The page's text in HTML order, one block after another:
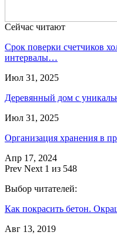
Сейчас читают
Срок поверки счетчиков
интервалы…
Июл 31, 2025
Деревянный дом с
Июл 31, 2025
Организация хранения в
Апр 17, 2024
Prev Next 1 из 548
Выбор читателей:
Как покрасить бетон.
Авг 13, 2019